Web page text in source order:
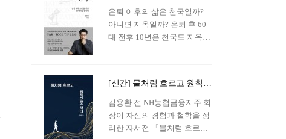
은퇴 이후의 삶은 천국일까?
아니면 지옥일까? 은퇴 후 60
대 전후 10년은 천국도 지옥도
은퇴 설계를 가이드해 온 김경
록 옵투스자산운용의 고문이
신간 『은퇴연옥』을 내놓았
다.단테는 지옥을 '모든 희망을
[신간] 물처럼 흐르고 원칙으로 서다…김용환의 통찰을 담다
김용환 전 NH농협금융지주 회
장이 자신의 경험과 철학을 정
리한 자서전 『물처럼 흐르고